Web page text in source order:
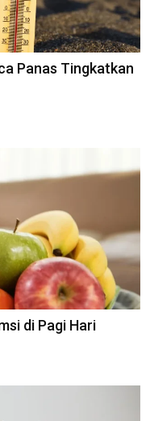
Panas Tingkatkan
di Pagi Hari